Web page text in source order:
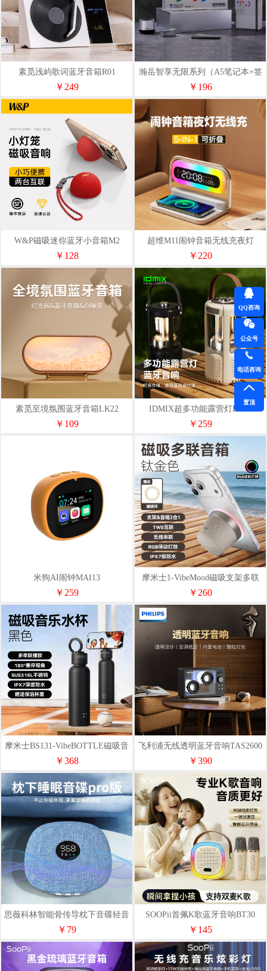
素觅浅屿歌词蓝牙音箱R01
￥249
瀚岳智享无限系列（A5笔记本+签
字笔+飞利浦蓝牙音响）
￥196
W&P磁吸迷你蓝牙小音箱M2
￥128
超维M11闹钟音箱无线充夜灯
￥220
素觅至境氛围蓝牙音箱LK22
￥109
IDMIX超多功能露营灯DS01
￥259
米狗AI闹钟MAI13
￥259
摩米士1-VibeMood磁吸支架多联
音箱BS9
￥260
摩米士BS131-VibeBOTTLE磁吸音
箱水杯
￥368
飞利浦无线透明蓝牙音响TAS2600
￥390
思薇科林智能骨传导枕下音碟轻音
助眠超薄听歌神器QY15
￥79
SOOPii首佩K歌蓝牙音响BT30
￥145
QQ咨询
公众号
电话咨询
置顶